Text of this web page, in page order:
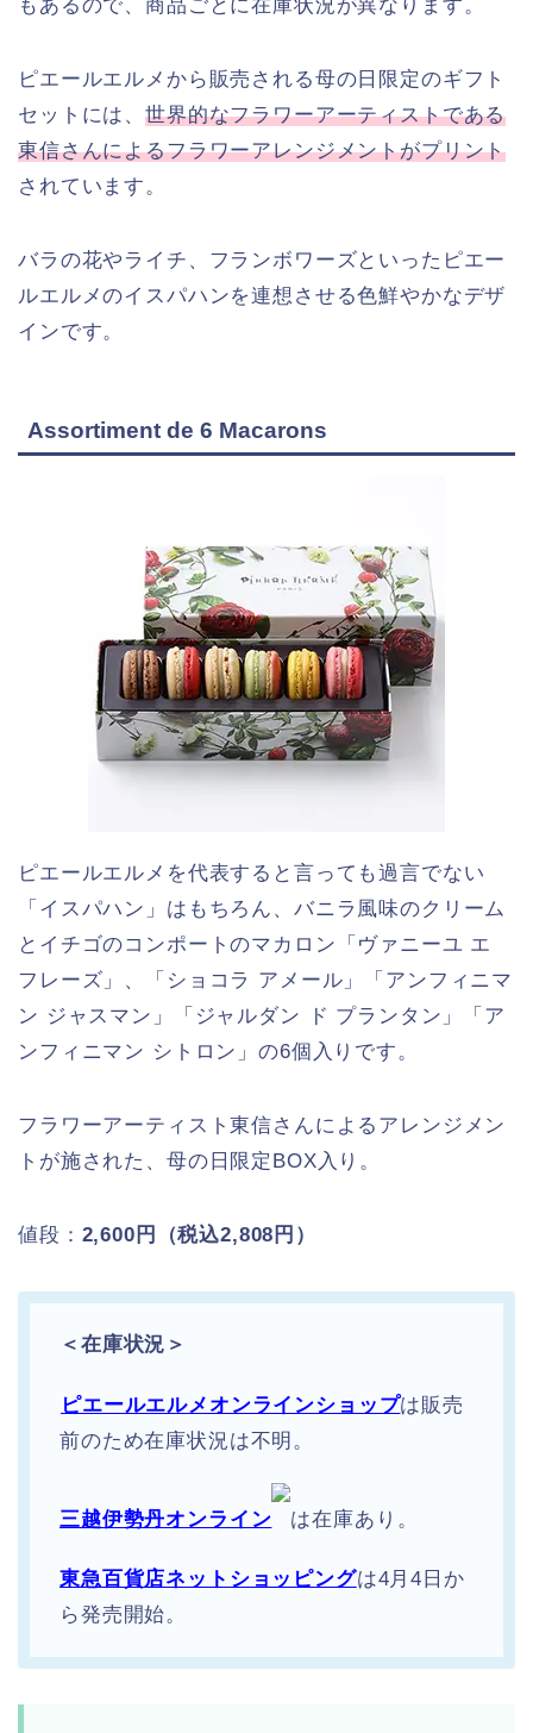
もあるので、商品ごとに在庫状況が異なります。
ピエールエルメから販売される母の日限定のギフト
セットには、世界的なフラワーアーティストである
東信さんによるフラワーアレンジメントがプリント
されています。
バラの花やライチ、フランボワーズといったピエー
ルエルメのイスパハンを連想させる色鮮やかなデザ
インです。
Assortiment de 6 Macarons
ピエールエルメを代表すると言っても過言でない
「イスパハン」はもちろん、バニラ風味のクリーム
とイチゴのコンポートのマカロン「ヴァニーユ エ
フレーズ」、「ショコラ アメール」「アンフィニマ
ン ジャスマン」「ジャルダン ド プランタン」「ア
ンフィニマン シトロン」の6個入りです。
フラワーアーティスト東信さんによるアレンジメン
トが施された、母の日限定BOX入り。
値段： 2,600円（税込2,808円）
＜在庫状況＞
ピエールエルメオンラインショップは販売
前のため在庫状況は不明。
三越伊勢丹オンライン は在庫あり。
東急百貨店ネットショッピングは4月4日か
ら発売開始。